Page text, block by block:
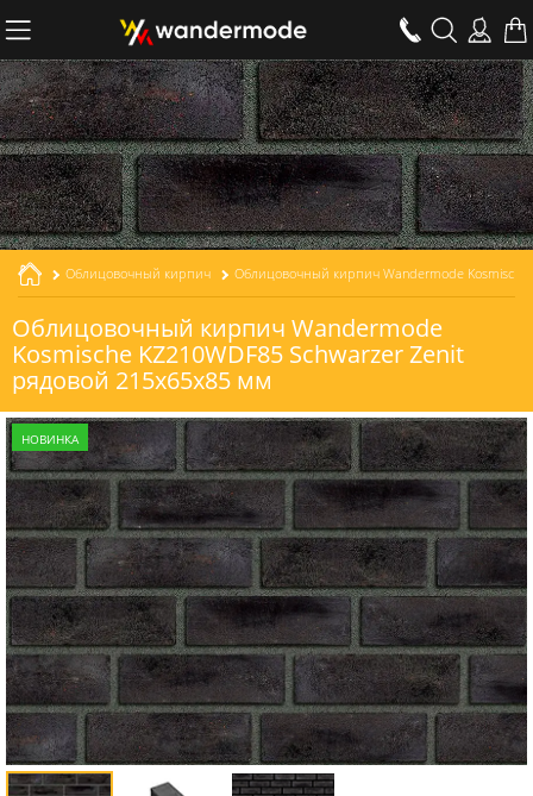
Облицовочный кирпич
Облицовочный кирпич Wandermode
Kosmische KZ210WDF85 Schwarzer Zenit
рядовой 215x65x85 мм
НОВИНКА